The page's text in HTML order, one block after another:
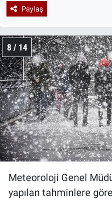
Paylaş
8 / 14
Meteoroloji Genel
yapılan tahminlere